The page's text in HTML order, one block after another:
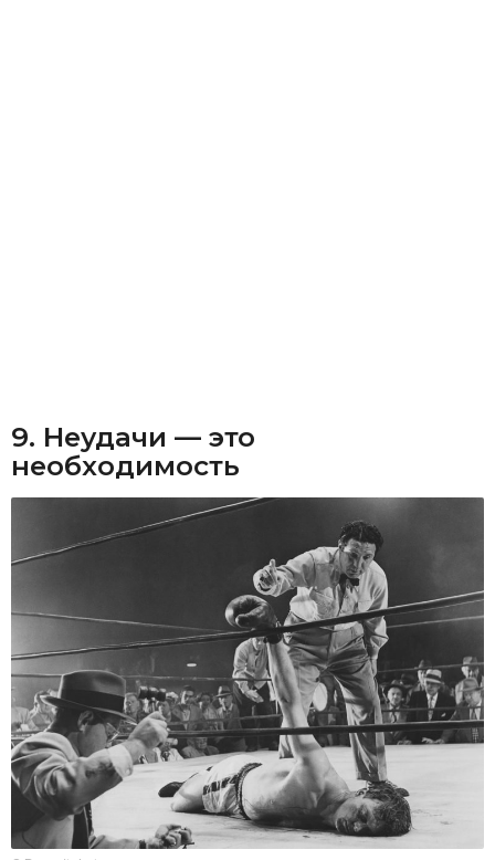
9. Неудачи — это
необходимость